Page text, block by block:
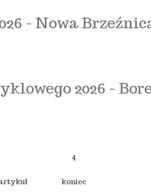
- Nowa
2026 -
4
koniec